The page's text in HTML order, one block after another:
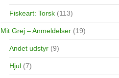
Fiskeart: Torsk (113)
Mit Grej – Anmeldelser (19)
Andet udstyr (9)
Hjul (7)